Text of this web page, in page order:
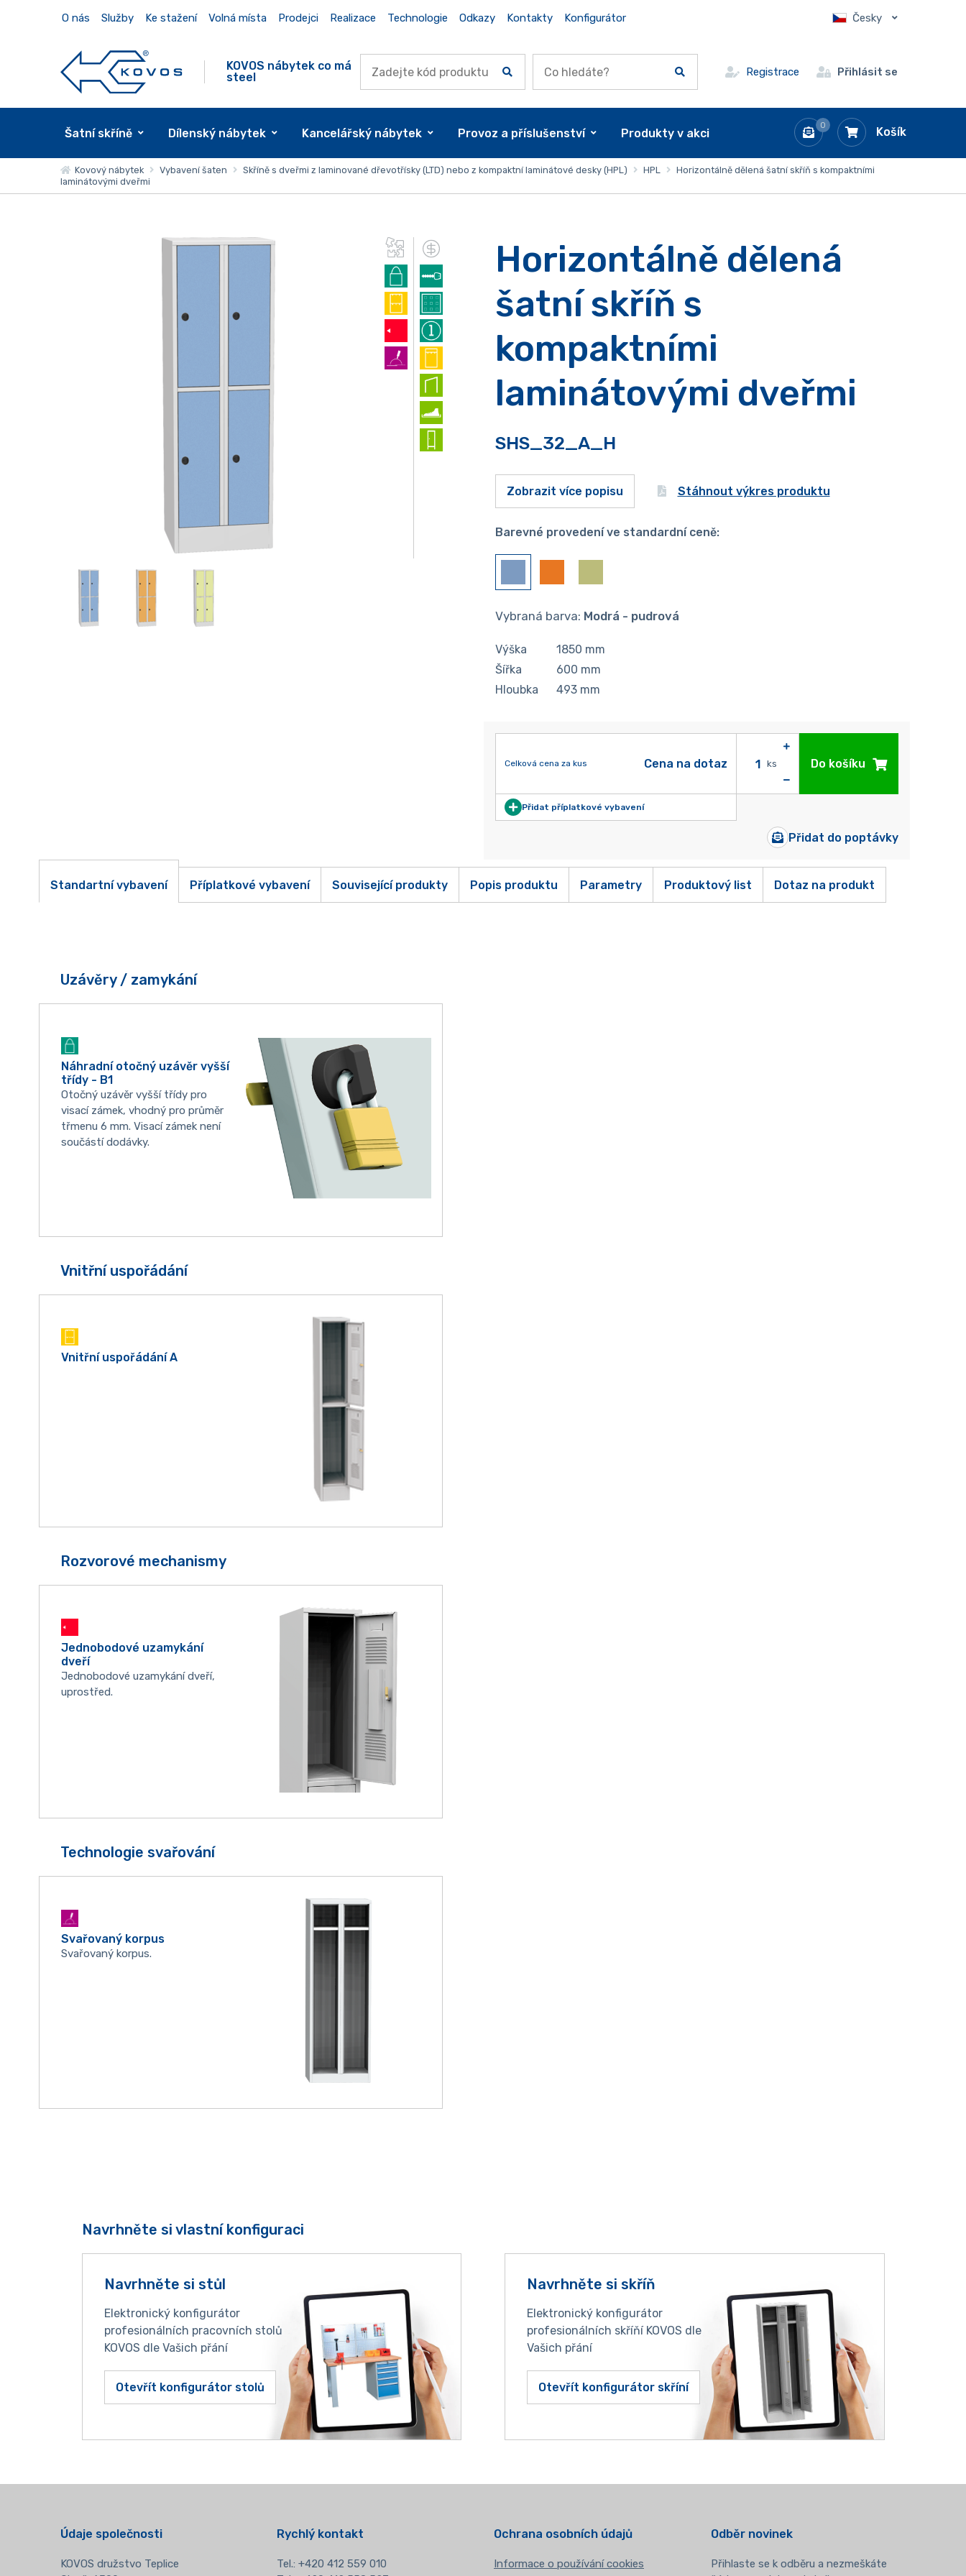
O nás Služby Ke stažení Volná místa Prodejci Realizace Technologie Odkazy Kontakty Konfigurátor Česky
KOVOS nábytek co má
steel
Registrace Přihlásit se
0 Košík
Šatní skříně Dílenský nábytek Kancelářský nábytek Provoz a příslušenství Produkty v akci
Kovový nábytek Vybavení šaten Skříně s dveřmi z laminované dřevotřísky (LTD) nebo z kompaktní laminátové desky (HPL) HPL
Horizontálně dělená šatní skříň s kompaktními
laminátovými dveřmi
Horizontálně dělená
šatní skříň s
kompaktními
laminátovými dveřmi
SHS_32_A_H
Zobrazit více popisu Stáhnout výkres produktu
Barevné provedení ve standardní ceně:
Vybraná barva: Modrá - pudrová
Výška 1850 mm
Šířka
600 mm
Hloubka
493mm
Celková cena za kus Cena na dotaz
Přidat příplatkové vybavení
ks Do košíku
Přidat do poptávky
Standartní vybavení Příplatkové vybavení Související produkty Popis produktu Parametry Produktový list Dotaz na produkt
Uzávěry / zamykání
Náhradní otočný uzávěr vyšší
třídy - B1
Otočný uzávěr vyšší třídy pro
visací zámek, vhodný pro průměr
třmenu 6 mm. Visací zámek není
součástí dodávky.
Vnitřní uspořádání
Vnitřní uspořádání A
Rozvorové mechanismy
Jednobodové uzamykání
dveří
Jednobodové uzamykání dveří,
uprostřed.
Technologie svařování
Svařovaný korpus
Svařovaný korpus.
Navrhněte si vlastní konfiguraci
Navrhněte si stůl
Elektronický konfigurátor
profesionálních pracovních stolů
KOVOS dle Vašich přání
Otevřít konfigurátor stolů
Navrhněte si skříň
Elektronický konfigurátor
profesionálních skříňí KOVOS dle
Vašich přání
Otevřít konfigurátor skříní
Údaje společnosti
KOVOS družstvo Teplice
Rychlý kontakt
Tel.:+420 412 559 010
Ochrana osobních údajů
Informace o používání cookies
Odběr novinek
Přihlaste se k odběru a nezmeškáte